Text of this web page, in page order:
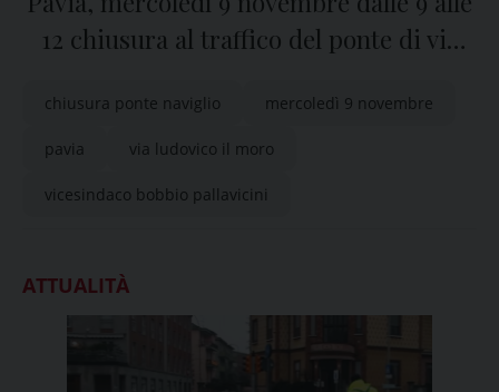
12 chiusura al traffico del ponte di via
chiusura ponte naviglio mercoledì 9 novembre
pavia via ludovico il moro
vicesindaco bobbio pallavicini
ATTUALITÀ